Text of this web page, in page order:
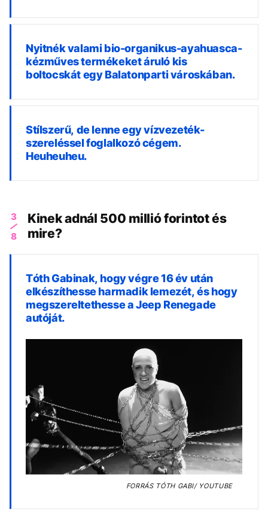
Nyitnék valami bio-organikus-ayahuasca-
kézműves termékeket áruló kis
boltocskát egy Balatonparti városkában.
Stílszerű, de lenne egy vízvezeték-
szereléssel foglalkozó cégem.
Heuheuheu.
3
8
Kinek adnál 500 millió forintot és
mire?
Tóth Gabinak, hogy végre 16 év után
elkészíthesse harmadik lemezét, és hogy
megszereltethesse a Jeep Renegade
autóját.
FORRÁSTÓTH GABI/ YOUTUBE